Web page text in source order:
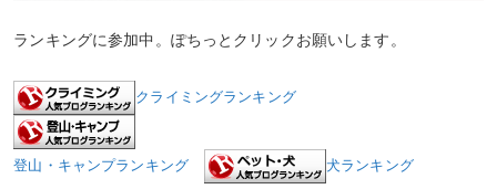
ランキングに参加中。ぽちっとクリックお願いします。
クライミングランキング
登山・キャンプランキング 犬ランキング